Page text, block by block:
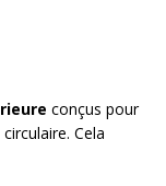
conçus pour
Cela